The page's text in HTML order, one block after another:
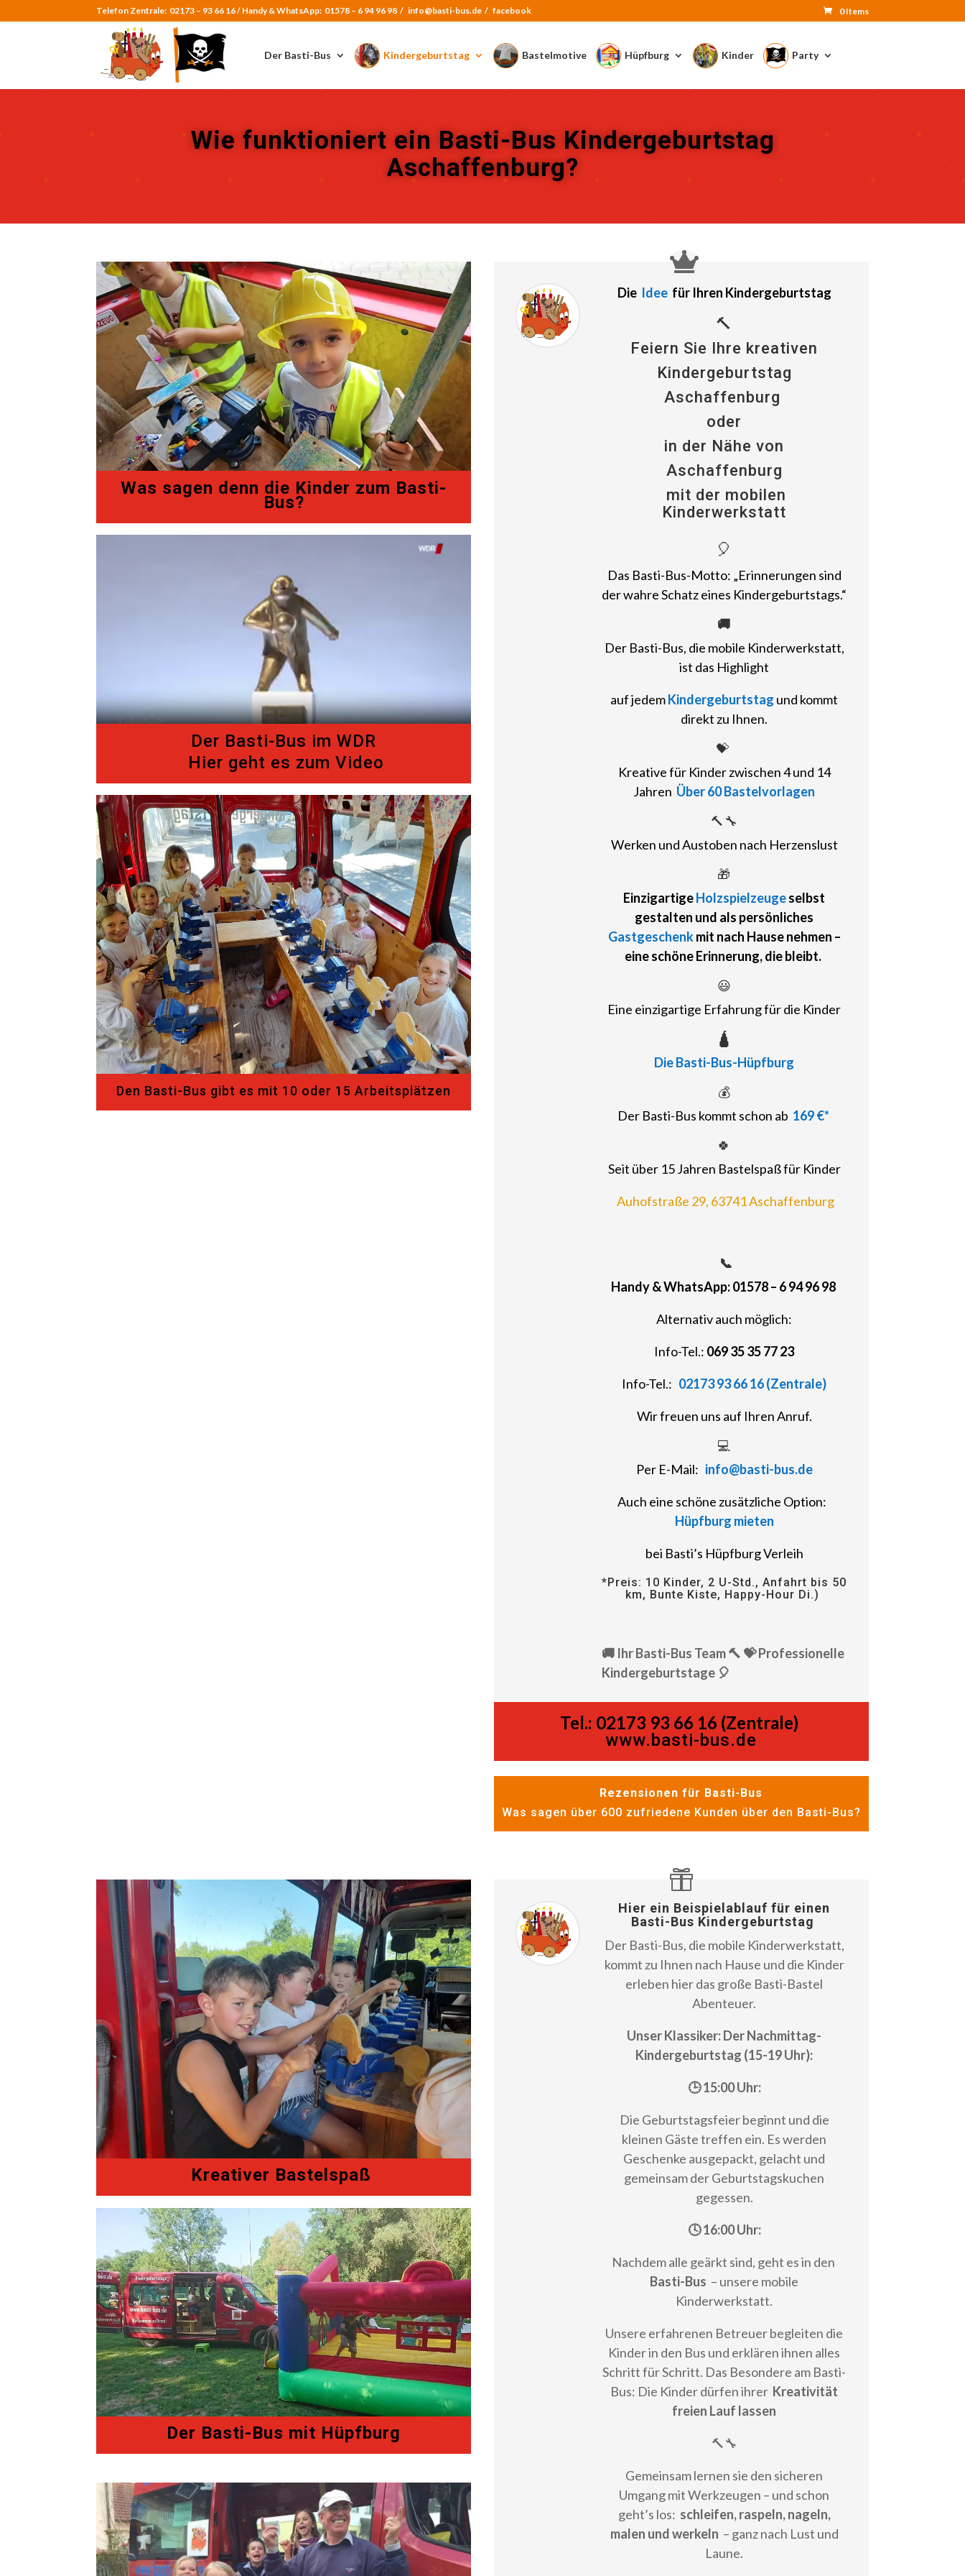
Telefon Zentrale: 02173 – 93 66 16 / Handy & WhatsApp: 01578 – 6 94 96 98 / info@basti-bus.de / facebook 0 Items
Der Basti-Bus Kindergeburtstag Bastelmotive Hüpfburg Kinder Party
Wie funktioniert ein Basti-Bus Kindergeburtstag
Aschaffenburg?
Was sagen denn die Kinder zum Basti-
Bus?
Der Basti-Bus im WDR
Hier geht es zum Video
Den Basti-Bus gibt es mit 10 oder 15 Arbeitsplätzen
Die Ideefür Ihren Kindergeburtstag
🔨
Feiern Sie Ihre kreativen
Kindergeburtstag
Aschaffenburg
oder
in der Nähe von
Aschaffenburg
mit der mobilen
Kinderwerkstatt
🎈
Das Basti-Bus-Motto: „Erinnerungen sind
der wahre Schatz eines Kindergeburtstags.“
🚚
Der Basti-Bus, die mobile Kinderwerkstatt,
ist das Highlight
auf jedemKindergeburtstag und kommt
direkt zu Ihnen.
💝
Kreativefür Kinder zwischen 4 und 14
Jahren Über 60 Bastelvorlagen
🔨🔧
Werken und Austoben nach Herzenslust
🎁
EinzigartigeHolzspielzeugeselbst
gestalten und als persönliches
Gastgeschenkmit nach Hause nehmen –
eine schöne Erinnerung, die bleibt.
😃
Eine einzigartige Erfahrung für die Kinder
🛕
Die Basti-Bus-Hüpfburg
💰
Der Basti-Bus kommt schon ab 169 €*
🍀
Seit über 15 Jahren Bastelspaß für Kinder
Auhofstraße 29, 63741 Aschaffenburg
📞
Handy & WhatsApp: 01578 – 6 94 96 98
Alternativ auch möglich:
Info-Tel.: 069 35 35 77 23
Info-Tel.: 02173 93 66 16 (Zentrale)
Wir freuen uns auf Ihren Anruf.
💻
Per E-Mail: info@basti-bus.de
Auch eine schöne zusätzliche Option:
Hüpfburg mieten
bei Basti’s Hüpfburg Verleih
*Preis: 10 Kinder, 2 U-Std., Anfahrt bis 50
km, Bunte Kiste, Happy-Hour Di.)
🚚 Ihr Basti-Bus Team 🔨 💝 Professionelle
Kindergeburtstage 🎈
Tel.: 02173 93 66 16 (Zentrale)
www.basti-bus.de
Rezensionen für Basti-Bus
Was sagen über 600 zufriedene Kunden über den Basti-Bus?
Kreativer Bastelspaß
Der Basti-Bus mit Hüpfburg
Hier ein Beispielablauf für einen
Basti-Bus Kindergeburtstag
Der Basti-Bus, die mobile Kinderwerkstatt,
kommt zu Ihnen nach Hause und die Kinder
erleben hier das große Basti-Bastel
Abenteuer.
Unser Klassiker: Der Nachmittag-
Kindergeburtstag (15-19 Uhr):
🕒 15:00 Uhr:
Die Geburtstagsfeier beginnt und die
kleinen Gäste treffen ein. Es werden
Geschenke ausgepackt, gelacht und
gemeinsam der Geburtstagskuchen
gegessen.
🕓 16:00 Uhr:
Nachdem alle geärkt sind, geht es in den
Basti-Bus – unsere mobile
Kinderwerkstatt.
Unsere erfahrenen Betreuer begleiten die
Kinder in den Bus und erklären ihnen alles
Schritt für Schritt. Das Besondere am Basti-
Bus: Die Kinder dürfen ihrer Kreativität
freien Lauf lassen
🔨🔧
Gemeinsam lernen sie den sicheren
Umgang mit Werkzeugen – und schon
geht’s los: schleifen, raspeln, nageln,
malen und werkeln – ganz nach Lust und
Laune.